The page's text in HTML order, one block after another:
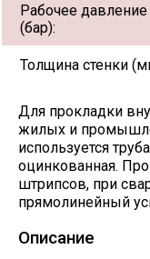
Рабочее давление
(бар):
Толщина стенки
Для прокладки
жилых и
используется
оцинкованная.
штрипсов, при
прямолинейный
Описание